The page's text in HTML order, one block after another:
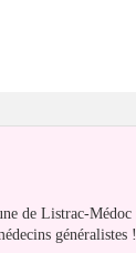
de Listrac-Médoc
généralistes !